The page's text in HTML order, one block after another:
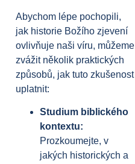
Abychom lépe pochopili,
jak historie Božího zjevení
ovlivňuje naši víru, můžeme
zvážit několik praktických
způsobů, jak tuto zkušenost
uplatnit:
Studium biblického
kontextu:
Prozkoumejte, v
jakých historických a